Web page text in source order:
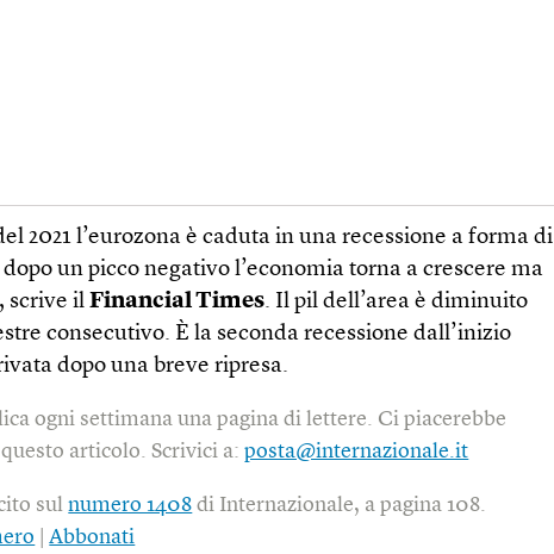
2021 l’eurozona è caduta in una recessione a forma di
un picco negativo l’economia torna a crescere ma
scrive ilFinancial Times. Il pil dell’area è diminuito
consecutivo. È la seconda recessione dall’inizio
dopo una breve ripresa.
ogni settimana una pagina di lettere. Ci piacerebbe
questo articolo. Scrivici a:posta@internazionale.it
sulnumero 1408 di Internazionale, a pagina 108.
|Abbonati